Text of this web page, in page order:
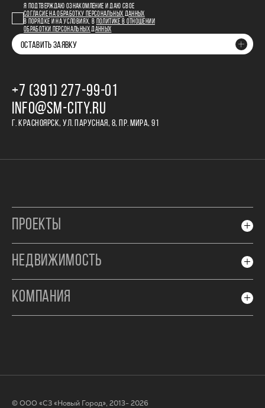
Я ПОДТВЕРЖДАЮ ОЗНАКОМЛЕНИЕ И ДАЮ СВОЕ
СОГЛАСИЕ НА ОБРАБОТКУ ПЕРСОНАЛЬНЫХ ДАННЫХ
В ПОРЯДКЕ И НА УСЛОВИЯХ, В
ПОЛИТИКЕ В ОТНОШЕНИИ
ОБРАБОТКИ ПЕРСОНАЛЬНЫХ ДАННЫХ
ОСТАВИТЬ ЗАЯВКУ
+7 (391) 277‒99‒01
INFO@SM-CITY.RU
Г. КРАСНОЯРСК, УЛ. ПАРУСНАЯ, 8, ПР. МИРА, 91
ПРОЕКТЫ
НЕДВИЖИМОСТЬ
КОМПАНИЯ
© ООО «СЗ «Новый Город», 2013- 2026